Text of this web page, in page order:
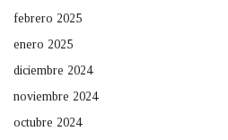
febrero 2025
enero 2025
diciembre 2024
noviembre 2024
octubre 2024